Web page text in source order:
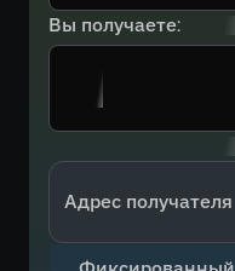
Вы получаете:
Адрес получателя